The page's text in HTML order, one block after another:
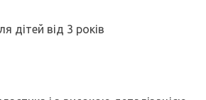
дітей від 3 років